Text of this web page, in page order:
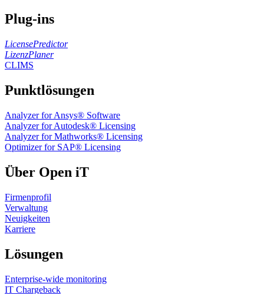
Plug-ins
LicensePredictor
LizenzPlaner
CLIMS
Punktlösungen
Analyzer for Ansys® Software
Analyzer for Autodesk® Licensing
Analyzer for Mathworks® Licensing
Optimizer for SAP® Licensing
Über Open iT
Firmenprofil
Verwaltung
Neuigkeiten
Karriere
Lösungen
Enterprise-wide monitoring
IT Chargeback